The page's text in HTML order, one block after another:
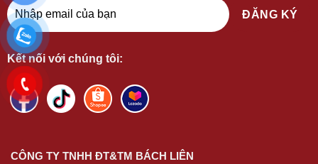
Kết nối với chúng tôi:
CÔNG TY TNHH ĐT&TM BÁCH LIÊN